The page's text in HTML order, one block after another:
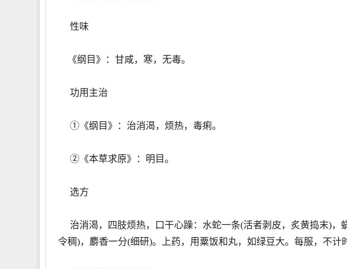
性味
《纲目》：甘咸，寒，无毒。
功用主治
①《纲目》：治消渴，烦热，毒痢。
②《本草求原》：明目。
选方
治消渴，四肢烦热，口干心躁：水蛇一条(活者剥皮，炙黄捣末)，
令稠)，麝香一分(细研)。上药，用粟饭和丸，如绿豆大。每服，不计